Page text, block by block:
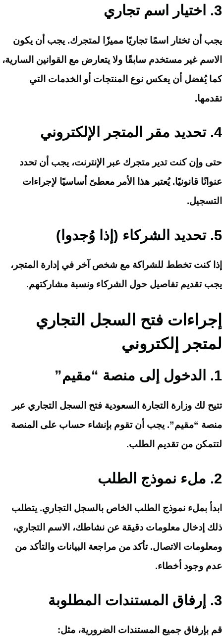
3. اختيار اسم تجاري
يجب أن تختار اسمًا تجاريًا مميزًا لمتجرك. يجب أن يكون
الاسم غير مستخدم سابقًا ولا يتعارض مع القوانين السارية،
كما يُفضل أن يعكس نوع المنتجات أو الخدمات التي
تقدمها.
4. تحديد مقر المتجر الإلكتروني
حتى وإن كنت تدير متجرك عبر الإنترنت، يجب أن تحدد
عنوانًا قانونيًا. يُعتبر هذا الأمر معطىً أساسيًا لإجراءات
التسجيل.
5. تحديد الشركاء (إذا وُجدوا)
إذا كنت تخطط للشراكة مع شخص آخر في إدارة المتجر،
يجب تقديم تفاصيل حول الشركاء ونسبة مشاركتهم.
إجراءات فتح السجل التجاري
لمتجر إلكتروني
1. الدخول إلى منصة “مقيم”
تتيح لك وزارة التجارة السعودية فتح السجل التجاري عبر
منصة “مقيم”. يجب أن تقوم بإنشاء حساب على المنصة
لتتمكن من تقديم الطلب.
2. ملء نموذج الطلب
ابدأ بملء نموذج الطلب الخاص بالسجل التجاري. يتطلب
ذلك إدخال معلومات دقيقة عن نشاطك، الاسم التجاري،
ومعلومات الاتصال. تأكد من مراجعة البيانات والتأكد من
عدم وجود أخطاء.
3. إرفاق المستندات المطلوبة
قم بإرفاق جميع المستندات الضرورية، مثل: